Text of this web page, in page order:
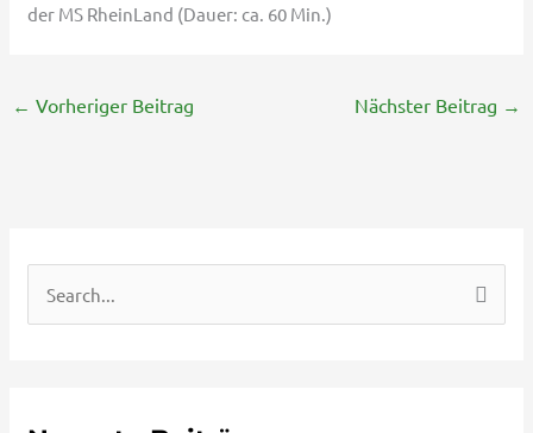
der MS RheinLand (Dauer: ca. 60 Min.)
← Vorheriger Beitrag Nächster Beitrag →